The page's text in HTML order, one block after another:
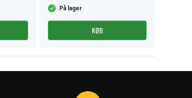
På lager
KØB